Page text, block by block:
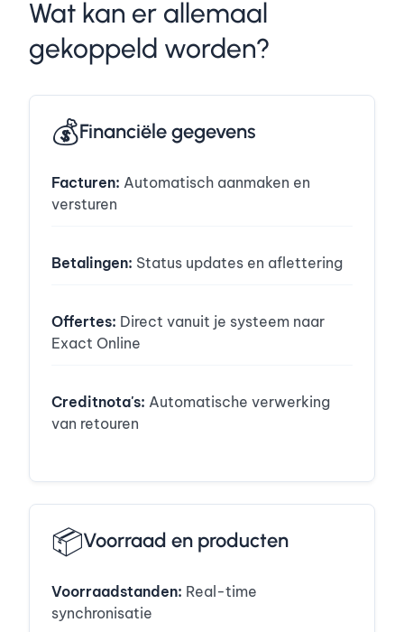
Wat kan er allemaal
gekoppeld worden?
💰Financiële gegevens
Facturen: Automatisch aanmaken en
versturen
Betalingen: Status updates en aflettering
Offertes: Direct vanuit je systeem naar
Exact Online
Creditnota's: Automatische verwerking
van retouren
📦Voorraad en producten
Voorraadstanden: Real-time
synchronisatie